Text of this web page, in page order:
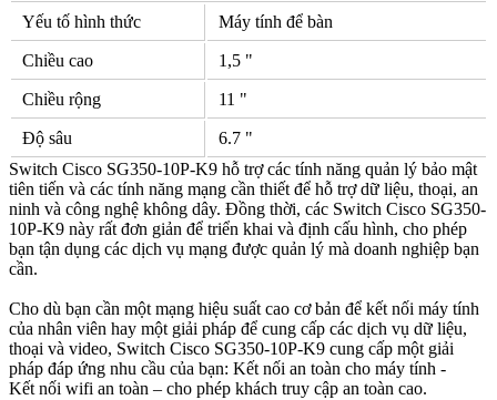
Yếu tố hình thức
Máy tính để bàn
Chiều cao 1,5 "
Chiều rộng 11 "
Độ sâu
6.7 "
Switch Cisco SG350-10P-K9 hỗ trợ các tính năng quản lý bảo mật
tiên tiến và các tính năng mạng cần thiết để hỗ trợ dữ liệu, thoại, an
ninh và công nghệ không dây. Đồng thời, các Switch Cisco SG350-
10P-K9 này rất đơn giản để triển khai và định cấu hình, cho phép
bạn tận dụng các dịch vụ mạng được quản lý mà doanh nghiệp bạn
cần.
Cho dù bạn cần một mạng hiệu suất cao cơ bản để kết nối máy tính
của nhân viên hay một giải pháp để cung cấp các dịch vụ dữ liệu,
thoại và video, Switch Cisco SG350-10P-K9 cung cấp một giải
pháp đáp ứng nhu cầu của bạn: Kết nối an toàn cho máy tính -
Kết nối wifi an toàn – cho phép khách truy cập an toàn cao.